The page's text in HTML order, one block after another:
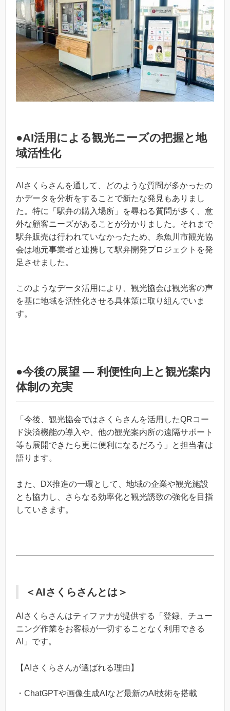
●AI活用による観光ニーズの把握と地
域活性化
AIさくらさんを通して、どのような質問が多かったの
かデータを分析をすることで新たな発見もありまし
た。特に「駅弁の購入場所」を尋ねる質問が多く、意
外な顧客ニーズがあることが分かりました。それまで
駅弁販売は行われていなかったため、糸魚川市観光協
会は地元事業者と連携して駅弁開発プロジェクトを発
足させました。
このようなデータ活用により、観光協会は観光客の声
を基に地域を活性化させる具体策に取り組んでいま
す。
●今後の展望 ― 利便性向上と観光案内
体制の充実
「今後、観光協会ではさくらさんを活用したQRコー
ド決済機能の導入や、他の観光案内所の遠隔サポート
等も展開できたら更に便利になるだろう」と担当者は
語ります。
また、DX推進の一環として、地域の企業や観光施設
とも協力し、さらなる効率化と観光誘致の強化を目指
していきます。
＜AIさくらさんとは＞
AIさくらさんはティファナが提供する「登録、チュー
ニング作業をお客様が一切することなく利用できる
AI」です。
【AIさくらさんが選ばれる理由】
・ChatGPTや画像生成AIなど最新のAI技術を搭載